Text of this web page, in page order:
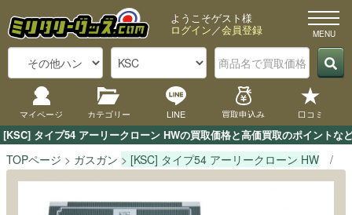
[KSC] タイプ54 アーリークローン HWの買取価格と高価買取のポイント
ようこそゲスト様
ログイン／会員登録
マイページ カテゴリー LINE 買取申込み 口コミ
TOPページ ガスガン [KSC] タイプ54 アーリークローン HW